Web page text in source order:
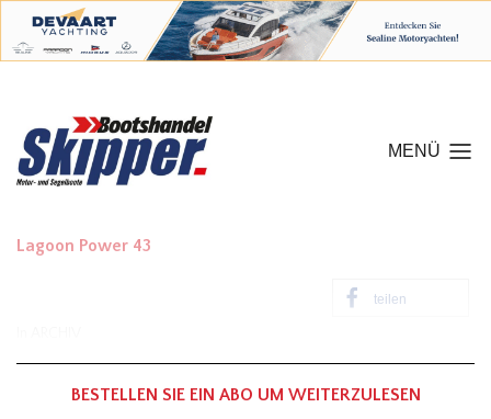
MENÜ
Lagoon Power 43
teilen
BESTELLEN SIE EIN ABO UM WEITERZULESEN